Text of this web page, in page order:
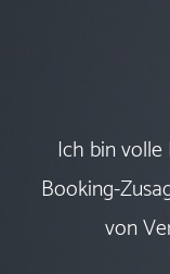
Ich bin
Booking-
von